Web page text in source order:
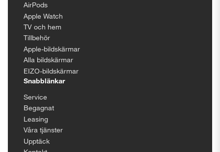
AirPods
Apple Watch
TV och hem
Tillbehör
Apple-bildskärmar
Alla bildskärmar
EIZO-bildskärmar
Snabblänkar
Service
Begagnat
Leasing
Våra tjänster
Upptäck